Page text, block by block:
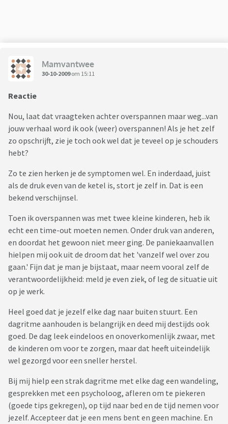
Mamvantwee
30-10-2009om 15:11
Reactie
Nou, laat dat vraagteken achter overspannen maar weg...van
jouw verhaal word ik ook (weer) overspannen! Als je het zelf
zo opschrijft, zie je toch ook wel dat je teveel op je schouders
hebt?
Zo te zien herken je de symptomen wel. En inderdaad, juist
als de druk even van de ketel is, stort je zelf in. Dat is een
bekend verschijnsel.
Toen ik overspannen was met twee kleine kinderen, heb ik
echt een time-out moeten nemen. Onder druk van anderen,
en doordat het gewoon niet meer ging. De paniekaanvallen
hielpen mij ook uit de droom dat het 'vanzelf wel over zou
gaan.' Fijn dat je man je bijstaat, maar neem vooral zelf de
verantwoordelijkheid: meld je even ziek, of leg de situatie uit
op je werk.
Heel goed dat je jezelf elke dag naar buiten stuurt. Een
dagritme aanhouden is belangrijk en deed mij destijds ook
goed. De dag leek eindeloos en onoverkomenlijk zwaar, met
de kinderen om voor te zorgen, maar dat heeft uiteindelijk
wel gezorgd voor een sneller herstel.
Bij mij hielp een strak dagritme met elke dag een wandeling,
gesprekken met een psycholoog, afleren om te piekeren
(goede tips gekregen), op tijd naar bed en de tijd nemen voor
jezelf. Accepteer dat je een mens bent en geen machine. En